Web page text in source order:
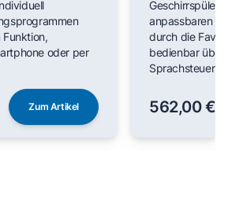
oder per
Zum Artikel
Geschirrspüler
anpassbaren
durch die
bedienbar über
562,00 €